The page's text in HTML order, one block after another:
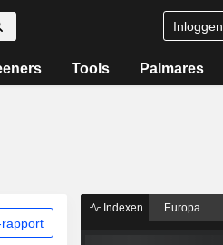
Inloggen
Tools Palmares
Indexen Europa